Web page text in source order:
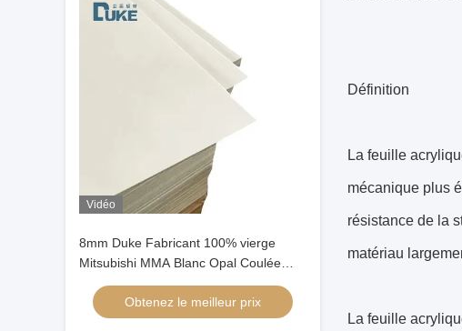
Vidéo
8mm Duke Fabricant 100% vierge
Mitsubishi MMA Blanc Opal Coulée
feuille acrylique Lisse plastique
artisanal feuille de signalisation
Obtenez le meilleur prix
Définition
La feuille
mécanique plus
résistance de la
matériau
La feuille